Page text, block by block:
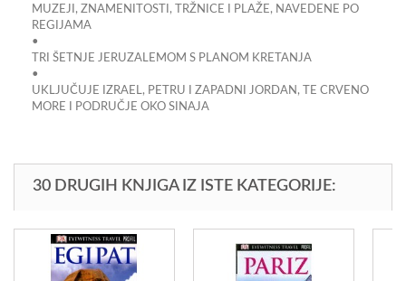
MUZEJI, ZNAMENITOSTI, TRŽNICE I PLAŽE, NAVEDENE PO
REGIJAMA
•
TRI ŠETNJE JERUZALEMOM S PLANOM KRETANJA
•
UKLJUČUJE IZRAEL, PETRU I ZAPADNI JORDAN, TE CRVENO
MORE I PODRUČJE OKO SINAJA
30 DRUGIH KNJIGA IZ ISTE KATEGORIJE: